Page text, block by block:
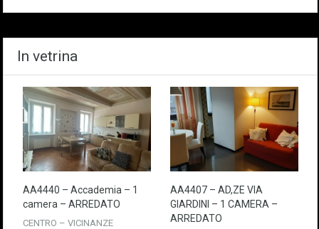
In vetrina
AA4440 – Accademia – 1
camera – ARREDATO
CENTRO – VICINANZE
AA4407 – AD,ZE VIA
GIARDINI – 1 CAMERA –
ARREDATO